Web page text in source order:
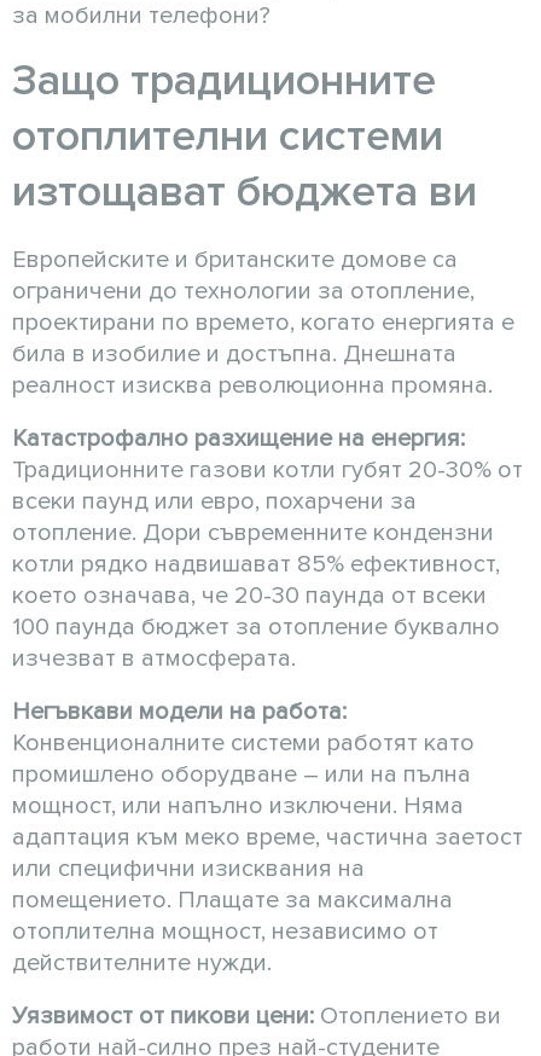
за мобилни телефони?
Защо традиционните
отоплителни системи
изтощават бюджета ви
Европейските и британските домове са
ограничени до технологии за отопление,
проектирани по времето, когато енергията е
била в изобилие и достъпна. Днешната
реалност изисква революционна промяна.
Катастрофално разхищение на енергия:
Традиционните газови котли губят 20-30% от
всеки паунд или евро, похарчени за
отопление. Дори съвременните кондензни
котли рядко надвишават 85% ефективност,
което означава, че 20-30 паунда от всеки
100 паунда бюджет за отопление буквално
изчезват в атмосферата.
Негъвкави модели на работа:
Конвенционалните системи работят като
промишлено оборудване – или на пълна
мощност, или напълно изключени. Няма
адаптация към меко време, частична заетост
или специфични изисквания на
помещението. Плащате за максимална
отоплителна мощност, независимо от
действителните нужди.
Уязвимост от пикови цени: Отоплението ви
работи най-силно през най-студените